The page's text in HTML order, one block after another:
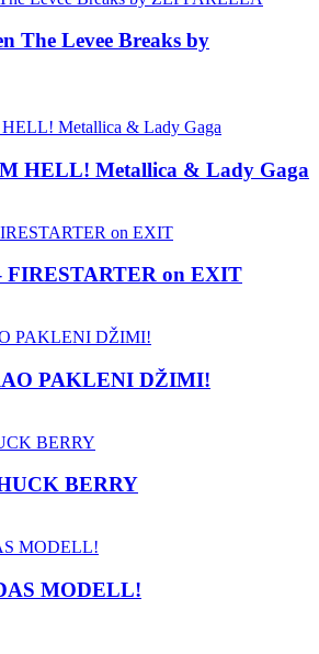
The Levee Breaks by
HELL! Metallica & Lady Gaga
FIRESTARTER on EXIT
PAKLENI DŽIMI!
BERRY
MODELL!